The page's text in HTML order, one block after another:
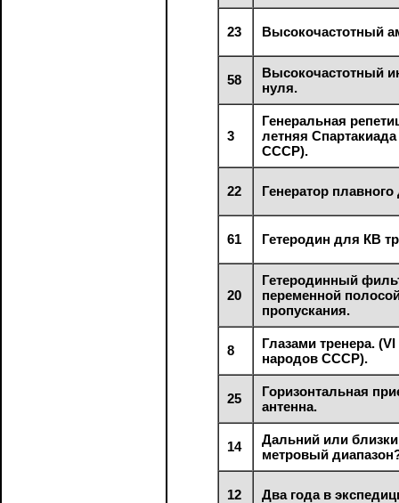
23 Высокочастотный
58
Высокочастотный
нуля.
3
Генеральная
летняя
СССР).
22 Генератор плавного
61 Гетеродин для КВ
20
Гетеродинный
переменной
пропускания.
8
Глазами тренера.
народов СССР).
25
Горизонтальная
антенна.
14
Дальний или
метровый
12 Два года в